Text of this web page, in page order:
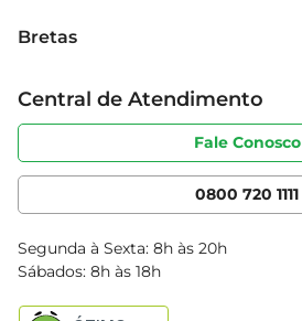
Grupo Cencosud
Sobre privacidade
Portal do fornecedor
Cencosud Media
Bretas
Produtos Bretas
Código de ética
Serviços
Clube Bretas
Blog Bretas
Black Friday
Central de Atendimento
Fale Conosco
0800 720 1111
Segunda à Sexta: 8h às 20h
Sábados: 8h às 18h